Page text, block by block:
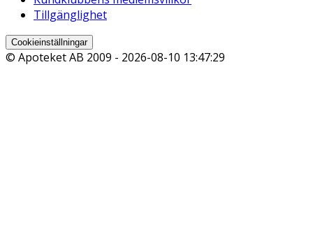
Tillgänglighet
Cookieinställningar
© Apoteket AB 2009 - 2026-08-10 13:47:29